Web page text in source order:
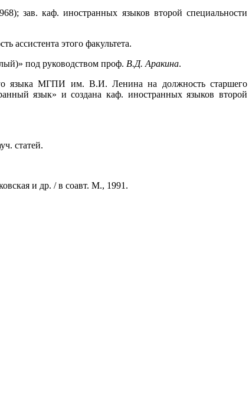
зав. каф. иностранных языков второй специальности
этого факультета.
под руководством проф. В.Д. Аракина.
языка МГПИ им. В.И. Ленина на должность старшего
язык» и создана каф. иностранных языков второй
статей.
и др. / в соавт. М., 1991.